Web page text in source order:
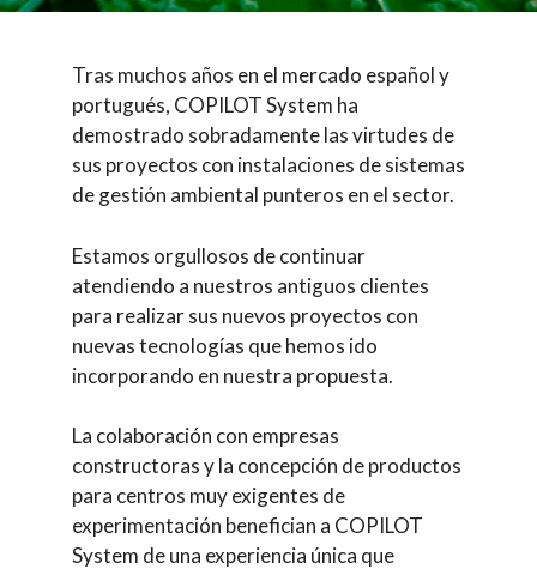
Tras muchos años en el mercado español y
portugués, COPILOT System ha
demostrado sobradamente las virtudes de
sus proyectos con instalaciones de sistemas
de gestión ambiental punteros en el sector.
Estamos orgullosos de continuar
atendiendo a nuestros antiguos clientes
para realizar sus nuevos proyectos con
nuevas tecnologías que hemos ido
incorporando en nuestra propuesta.
La colaboración con empresas
constructoras y la concepción de productos
para centros muy exigentes de
experimentación benefician a COPILOT
System de una experiencia única que